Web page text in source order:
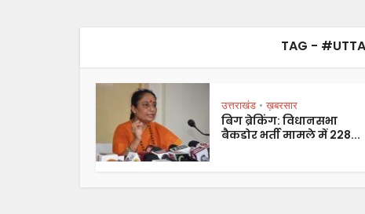
TAG -
उत्तराखंड • ख़बरसार
बिग ब्रेकिंग: विधानसभा
बैकडोर भर्ती मामले में 228...